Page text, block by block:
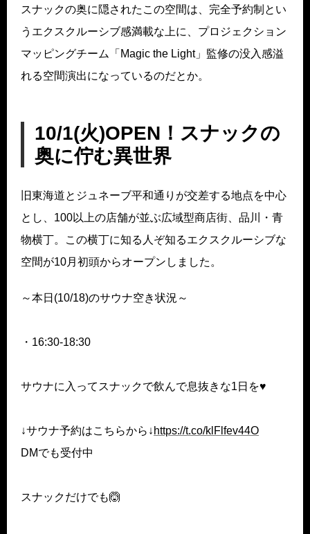
スナックの奥に隠されたこの空間は、完全予約制とい
うエクスクルーシブ感満載な上に、プロジェクション
マッピングチーム「Magic the Light」監修の没入感溢
れる空間演出になっているのだとか。
10/1(火)OPEN！スナックの
奥に佇む異世界
旧東海道とジュネーブ平和通りが交差する地点を中心
とし、100以上の店舗が並ぶ広域型商店街、品川・青
物横丁。この横丁に知る人ぞ知るエクスクルーシブな
空間が10月初頭からオープンしました。
～本日(10/18)のサウナ空き状況～
・16:30-18:30
サウナに入ってスナックで飲んで息抜きな1日を♥
↓サウナ予約はこちらから↓ https://t.co/klFlfev44O
DMでも受付中
スナックだけでも🙆